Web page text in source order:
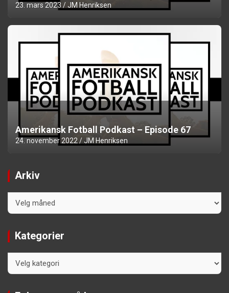
23. mars 2023 JM Henriksen
Amerikansk Fotball Podkast – Episode 67
24. november 2022 JM Henriksen
Arkiv
Kategorier